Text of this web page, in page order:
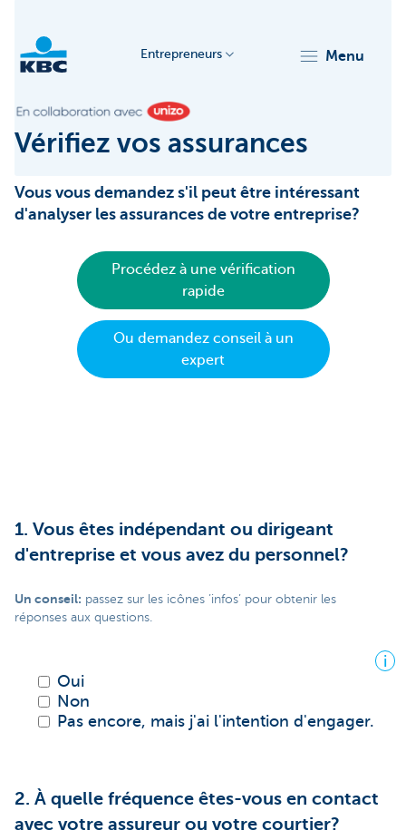
Entrepreneurs menu
Vérifiez vos assurances
Vous vous demandez s'il peut être intéressant
d'analyser les assurances de votre entreprise?
Procédez à une vérification
rapide
Ou demandez conseil à un
expert
1. Vous êtes indépendant ou dirigeant
d'entreprise et vous avez du personnel?
Un conseil: passez sur les icônes ’infos’ pour obtenir les
réponses aux questions.
i
Oui
Non
Pas encore, mais j'ai l'intention d'engager.
2. À quelle fréquence êtes-vous en contact
avec votre assureur ou votre courtier?